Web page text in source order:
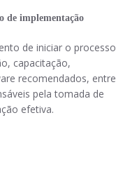
de implementação
de iniciar o processo
capacitação,
recomendados, entre
​​pela tomada de
efetiva.